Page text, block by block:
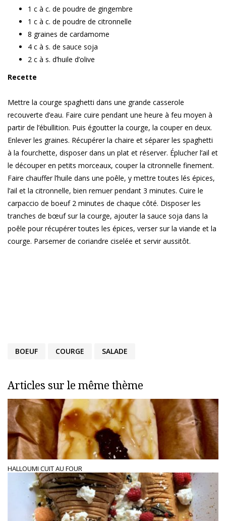
1 c à c. de poudre de gingembre
1 c à c. de poudre de citronnelle
8 graines de cardamome
4 c à s. de sauce soja
2 c à s. d’huile d’olive
Recette
Mettre la courge spaghetti dans une grande casserole
recouverte d’eau. Faire cuire pendant une heure à feu moyen à
partir de l’ébullition. Puis égoutter la courge, la couper en deux.
Enlever les graines. Récupérer la chaire et séparer les spaghetti
à la fourchette, disposer dans un plat et réserver. Éplucher l’ail et
le découper en petits morceaux, couper la citronnelle finement.
Faire chauffer l’huile dans une poêle, y mettre toutes lés épices,
l’ail et la citronnelle, bien remuer pendant 3 minutes. Cuire le
carpaccio de boeuf 2 minutes de chaque côté. Disposer les
tranches de bœuf sur la courge, ajouter la sauce soja dans la
poêle pour récupérer toutes les épices, verser sur la viande et la
courge. Parsemer de coriandre ciselée et servir aussitôt.
BOEUF COURGE SALADE
Articles sur le même thème
HALLOUMI CUIT AU FOUR